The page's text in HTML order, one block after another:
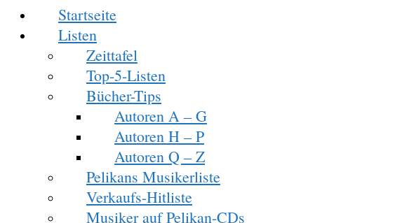
Startseite
Listen
Zeittafel
Top-5-Listen
Bücher-Tips
Autoren A – G
Autoren H – P
Autoren Q – Z
Pelikans Musikerliste
Verkaufs-Hitliste
Musiker auf Pelikan-CDs